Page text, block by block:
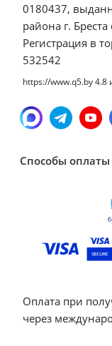
0180437,
района г.
Регистрация в
532542
https://www.q5.by4.8
Способы оплаты
Оплата при
через